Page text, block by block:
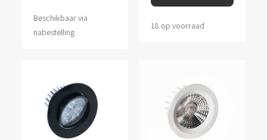
Beschikbaar via
nabestelling
18 op voorraad